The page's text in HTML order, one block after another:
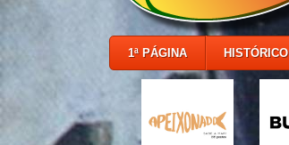
1ª PÁGINA HISTÓRICO